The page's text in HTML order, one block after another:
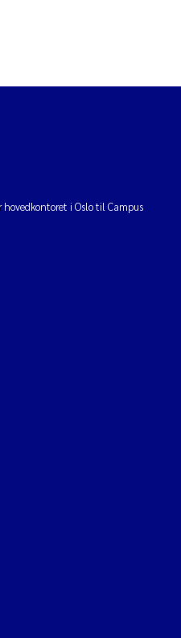
i Oslo til Campus